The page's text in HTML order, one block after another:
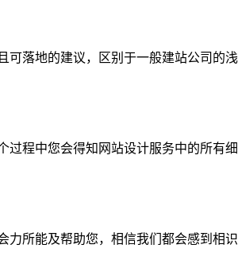
可落地的建议，区别于一般建站公司的
过程中您会得知网站设计服务中的所有
力所能及帮助您，相信我们都会感到相